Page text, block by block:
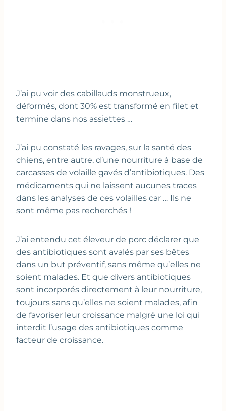
J’ai pu voir des cabillauds monstrueux,
déformés, dont 30% est transformé en filet et
termine dans nos assiettes …
J’ai pu constaté les ravages, sur la santé des
chiens, entre autre, d’une nourriture à base de
carcasses de volaille gavés d’antibiotiques. Des
médicaments qui ne laissent aucunes traces
dans les analyses de ces volailles car … Ils ne
sont même pas recherchés !
J’ai entendu cet éleveur de porc déclarer que
des antibiotiques sont avalés par ses bêtes
dans un but préventif, sans même qu’elles ne
soient malades. Et que divers antibiotiques
sont incorporés directement à leur nourriture,
toujours sans qu’elles ne soient malades, afin
de favoriser leur croissance malgré une loi qui
interdit l’usage des antibiotiques comme
facteur de croissance.